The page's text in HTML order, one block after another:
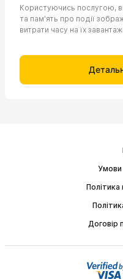
Користуючись послугою,
та пам'ять про події
витрати часу на їх
Умови
Політика
Договір